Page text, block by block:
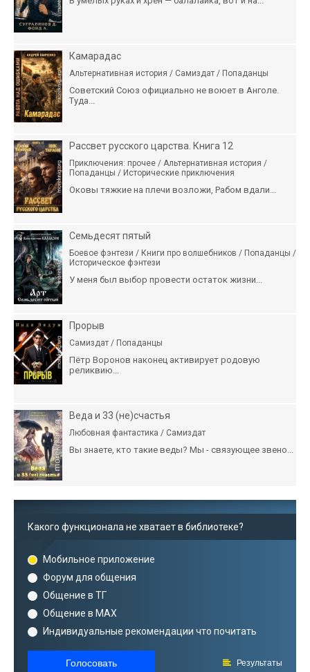
Камарадас
Альтернативная история / Самиздат / Попаданцы
Советский Союз официально не воюет в Анголе.
Туда...
Рассвет русского царства. Книга 12
Приключения: прочее / Альтернативная история /
Попаданцы / Исторические приключения
Оковы тяжкие на плечи возложи, Рабом вдали...
Семьдесят пятый
Боевое фэнтези / Книги про волшебников / Попаданцы /
Историческое фэнтези
У меня был выбор провести остаток жизни...
Прорыв
Самиздат / Попаданцы
Пётр Воронов наконец активирует родовую
реликвию...
Веда и 33 (не)счастья
Любовная фантастика / Самиздат
Вы знаете, кто такие веды? Мы - связующее звено...
Какого функционала не хватает в библиотеке?
Мобильное приложение
Форум для общения
Общение в ТГ
Общение в MAX
Индивидуальные рекомендации что почитать
Голосовать Результаты